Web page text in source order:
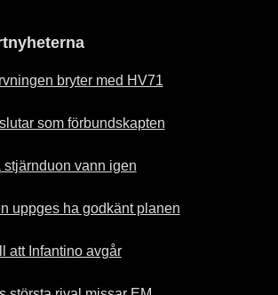
bryter med HV71
som förbundskapten
stjärnduon vann igen
uppges ha godkänt planen
att Infantino avgår